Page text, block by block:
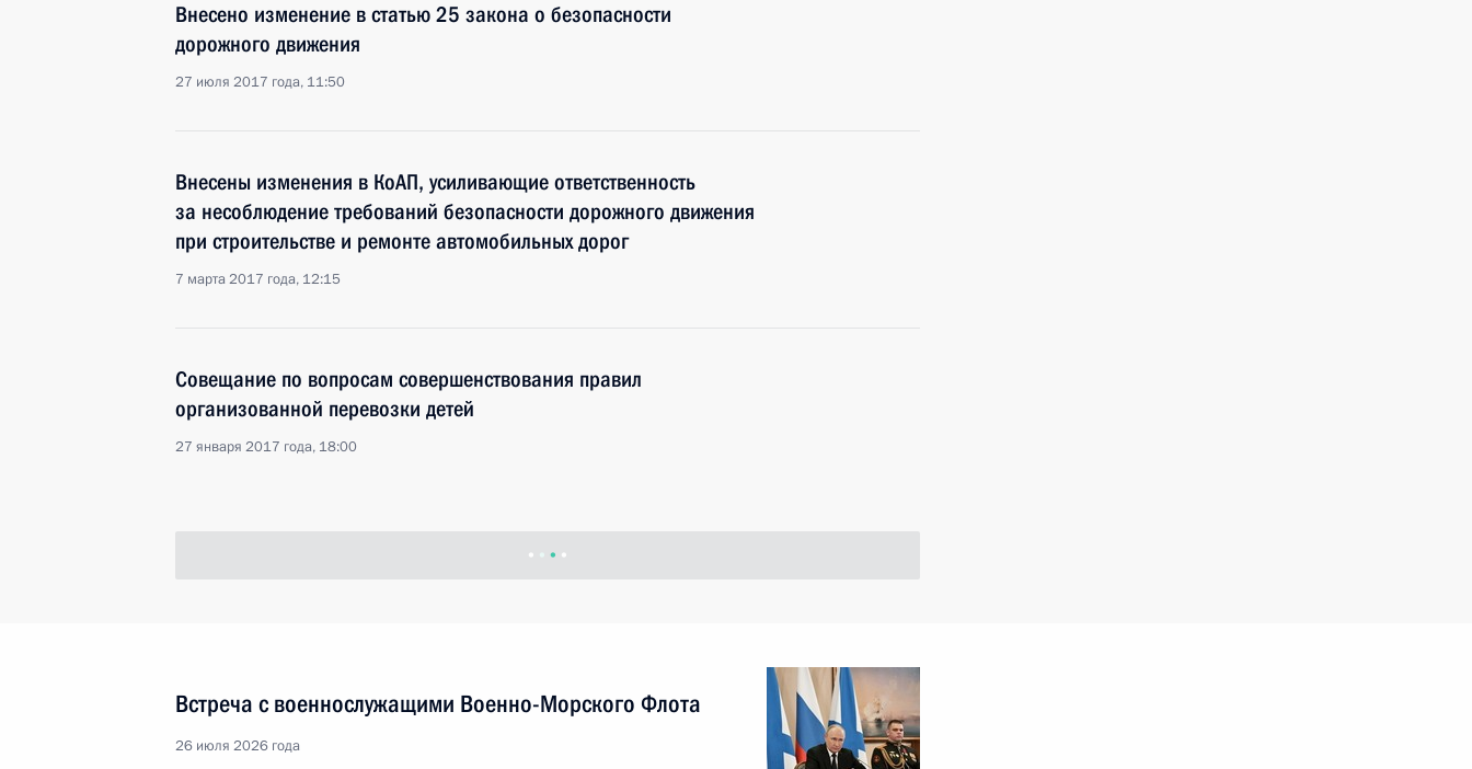
Внесено изменение в статью 25 закона о безопасности
дорожного движения
27 июля 2017 года, 11:50
Внесены изменения в КоАП, усиливающие ответственность
за несоблюдение требований безопасности дорожного движения
при строительстве и ремонте автомобильных дорог
7 марта 2017 года, 12:15
Совещание по вопросам совершенствования правил
организованной перевозки детей
27 января 2017 года, 18:00
Встреча с военнослужащими Военно-Морского Флота
26 июля 2026 года